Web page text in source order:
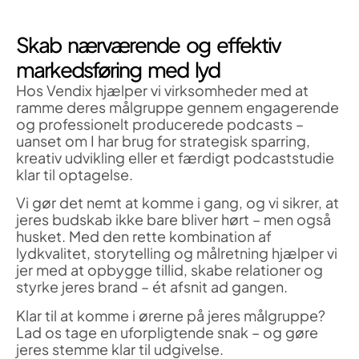
Skab nærværende og effektiv
markedsføring med lyd
Hos Vendix hjælper vi virksomheder med at
ramme deres målgruppe gennem engagerende
og professionelt producerede podcasts –
uanset om I har brug for strategisk sparring,
kreativ udvikling eller et færdigt podcaststudie
klar til optagelse.
Vi gør det nemt at komme i gang, og vi sikrer, at
jeres budskab ikke bare bliver hørt – men også
husket. Med den rette kombination af
lydkvalitet, storytelling og målretning hjælper vi
jer med at opbygge tillid, skabe relationer og
styrke jeres brand – ét afsnit ad gangen.
Klar til at komme i ørerne på jeres målgruppe?
Lad os tage en uforpligtende snak – og gøre
jeres stemme klar til udgivelse.